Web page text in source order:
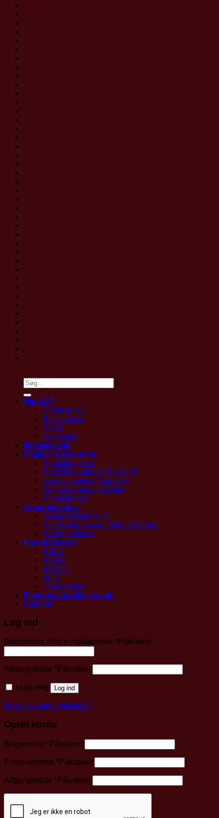
Om ALF
Hvem er vi?
Bestyrelsen
Priser
Vedtægter
Medlemskab
Faglige Ressourcer
Audiologopædi
Audiologopædisk Tidsskrift
Love og bekendtgørelser
Fagetiske retningslinjer
Vidensportal
Arrangementer
Generalforsamling
ALF Konferencen, Nyborg Strand
Arrangementer
Partnerskaber
ESLA
ASHA
RADLD
IALP
Hjernerådet
Find privatpraktiserende
Log ind
Log ind
Brugernavn eller e-mailadresse *Påkrævet
Adgangskode *Påkrævet
Husk mig Log ind
Mistet din adgangskode?
Opret konto
Brugernavn *Påkrævet
E-mailadresse *Påkrævet
Adgangskode *Påkrævet